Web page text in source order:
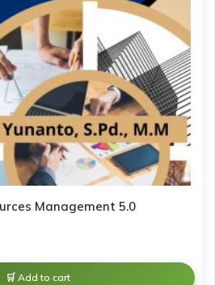
Management 5.0
Add to cart